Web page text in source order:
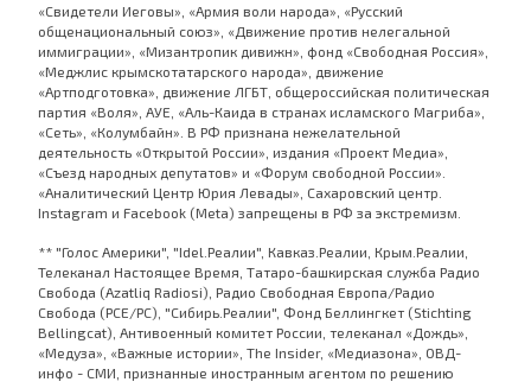
«Свидетели Иеговы», «Армия воли народа», «Русский
общенациональный союз», «Движение против нелегальной
иммиграции», «Мизантропик дивижн», фонд «Свободная Россия»,
«Меджлис крымскотатарского народа», движение
«Артподготовка», движение ЛГБТ, общероссийская политическая
партия «Воля», АУЕ, «Аль-Каида в странах исламского Магриба»,
«Сеть», «Колумбайн». В РФ признана нежелательной
деятельность «Открытой России», издания «Проект Медиа»,
«Съезд народных депутатов» и «Форум свободной России».
«Аналитический Центр Юрия Левады», Сахаровский центр.
Instagram и Facebook (Metа) запрещены в РФ за экстремизм.
** "Голос Америки", "Idel.Реалии", Кавказ.Реалии, Крым.Реалии,
Телеканал Настоящее Время, Татаро-башкирская служба Радио
Свобода (Azatliq Radiosi), Радио Свободная Европа/Радио
Свобода (PCE/PC), "Сибирь.Реалии", Фонд Беллингкет (Stichting
Bellingcat), Антивоенный комитет России, телеканал «Дождь»,
«Медуза», «Важные истории», The Insider, «Медиазона», ОВД-
инфо - СМИ, признанные иностранным агентом по решению